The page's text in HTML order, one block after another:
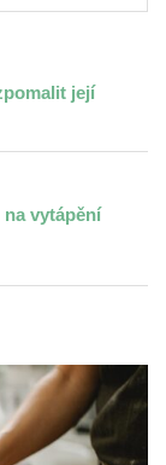
její
vytápění